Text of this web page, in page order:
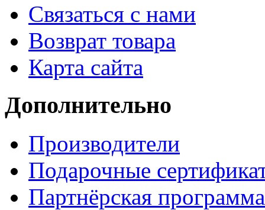
Связаться с нами
Возврат товара
Карта сайта
Дополнительно
Производители
Подарочные
Партнёрская программа